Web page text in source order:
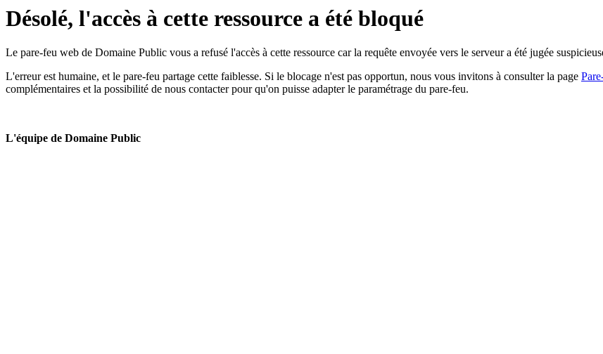
Désolé, l'accès à cette ressource a été bloqué
Le pare-feu web de Domaine Public vous a refusé l'accès à cette ressource car la requête envoyée vers le serveur a été jugée
L'erreur est humaine, et le pare-feu partage cette faiblesse. Si le blocage n'est pas opportun, nous vous invitons à consulter la page
complémentaires et la possibilité de nous contacter pour qu'on puisse adapter le paramétrage du pare-feu.
L'équipe de Domaine Public